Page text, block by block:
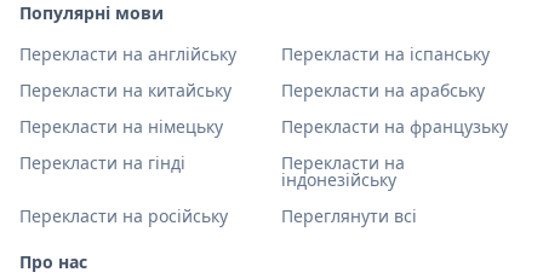
Популярні мови
Перекласти на англійську
Перекласти на іспанську
Перекласти на китайську
Перекласти на арабську
Перекласти на німецьку
Перекласти на французьку
Перекласти на гінді
Перекласти на
індонезійську
Перекласти на російську
Переглянути всі
Про нас